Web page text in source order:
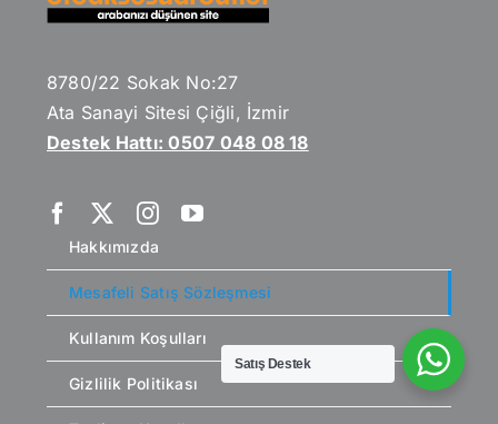
8780/22 Sokak No:27
Ata Sanayi Sitesi Çiğli, İzmir
Destek Hattı: 0507 048 08 18
Hakkımızda
Mesafeli Satış Sözleşmesi
Kullanım Koşulları
Gizlilik Politikası
Satış Destek